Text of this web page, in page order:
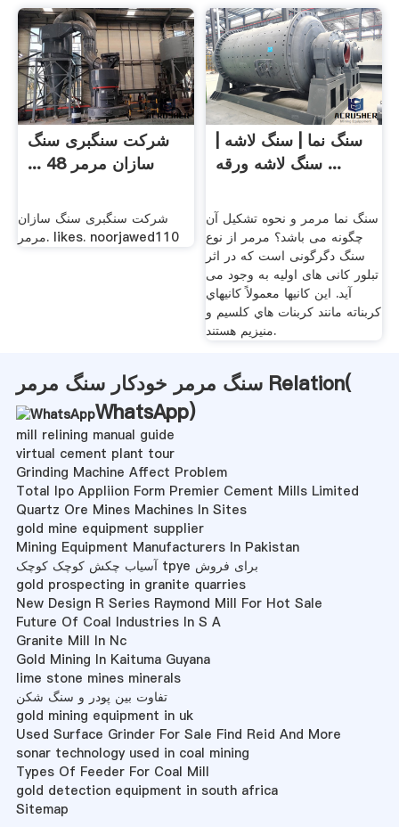
‫شرکت سنگبری سنگ
سازان مرمر 48 ...
مرمر‎. likes. noorjawed110
سنگ نما | سنگ لاشه |
سنگ لاشه ورقه ...
سنگ نما مرمر و نحوه تشکیل آن
چگونه می باشد؟ مرمر از نوع
سنگ دگرگونی است که در اثر
تبلور کانی های اولیه به وجود می
آید. اين كانيها معمولاً كانيهاي
كربناته مانند كربنات هاي كلسيم و
منيزيم هستند.
سنگ مرمر خودکار سنگ مرمر Relation(
WhatsApp)
mill relining manual guide
virtual cement plant tour
Grinding Machine Affect Problem
Total Ipo Appliion Form Premier Cement Mills Limited
Quartz Ore Mines Machines In Sites
gold mine equipment supplier
Mining Equipment Manufacturers In Pakistan
آسیاب چکش کوچک کوچک tpye برای فروش
gold prospecting in granite quarries
New Design R Series Raymond Mill For Hot Sale
Future Of Coal Industries In S A
Granite Mill In Nc
Gold Mining In Kaituma Guyana
lime stone mines minerals
تفاوت بین پودر و سنگ شکن
gold mining equipment in uk
Used Surface Grinder For Sale Find Reid And More
sonar technology used in coal mining
Types Of Feeder For Coal Mill
gold detection equipment in south africa
Sitemap